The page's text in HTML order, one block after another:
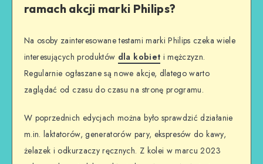
ramach akcji marki Philips?
Na osoby zainteresowane testami marki Philips czeka wiele
interesujących produktów dla kobiet i mężczyzn.
Regularnie ogłaszane są nowe akcje, dlatego warto
zaglądać od czasu do czasu na stronę programu.
W poprzednich edycjach można było sprawdzić działanie
m.in. laktatorów, generatorów pary, ekspresów do kawy,
żelazek i odkurzaczy ręcznych. Z kolei w marcu 2023